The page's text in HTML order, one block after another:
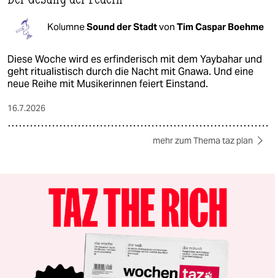
KolumneSound der Stadtvon Tim Caspar Boehme
Diese Woche wird es erfinderisch mit dem Yaybahar und
geht ritualistisch durch die Nacht mit Gnawa. Und eine
neue Reihe mit Musikerinnen feiert Einstand.
16.7.2026
mehr zum Thema taz plan